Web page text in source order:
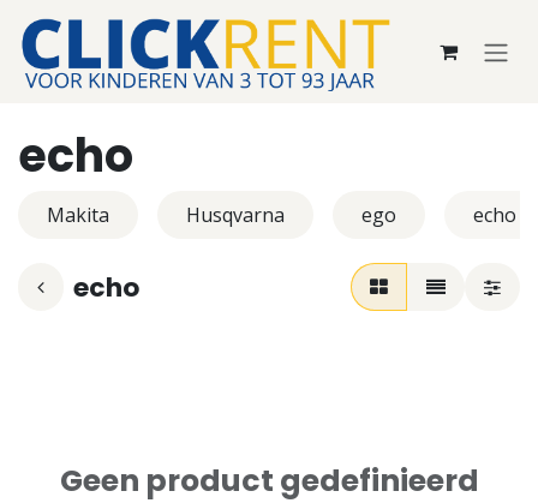
Overslaan naar inhoud
echo
Makita Husqvarna ego echo
echo
Geen product gedefinieerd